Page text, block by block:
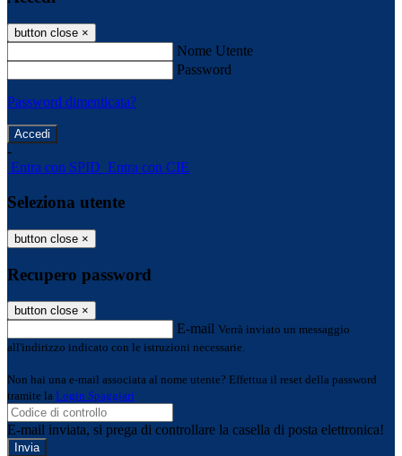
button close ×
Nome Utente
Password
Password dimenticata?
-
Entra con SPID Entra con CIE
Seleziona utente
button close ×
Recupero password
button close ×
E-mail Verrà inviato un messaggio
all'indirizzo indicato con le istruzioni necessarie.
Non hai una e-mail associata al nome utente? Effettua il reset della password
tramite la Login Spaggiari
E-mail inviata, si prega di controllare la casella di posta elettronica!